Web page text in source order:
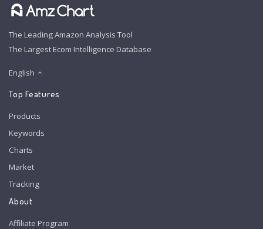
The Leading Amazon Analysis Tool
The Largest Ecom Intelligence Database
English
Top Features
Products
Keywords
Charts
Market
Tracking
About
Affiliate Program